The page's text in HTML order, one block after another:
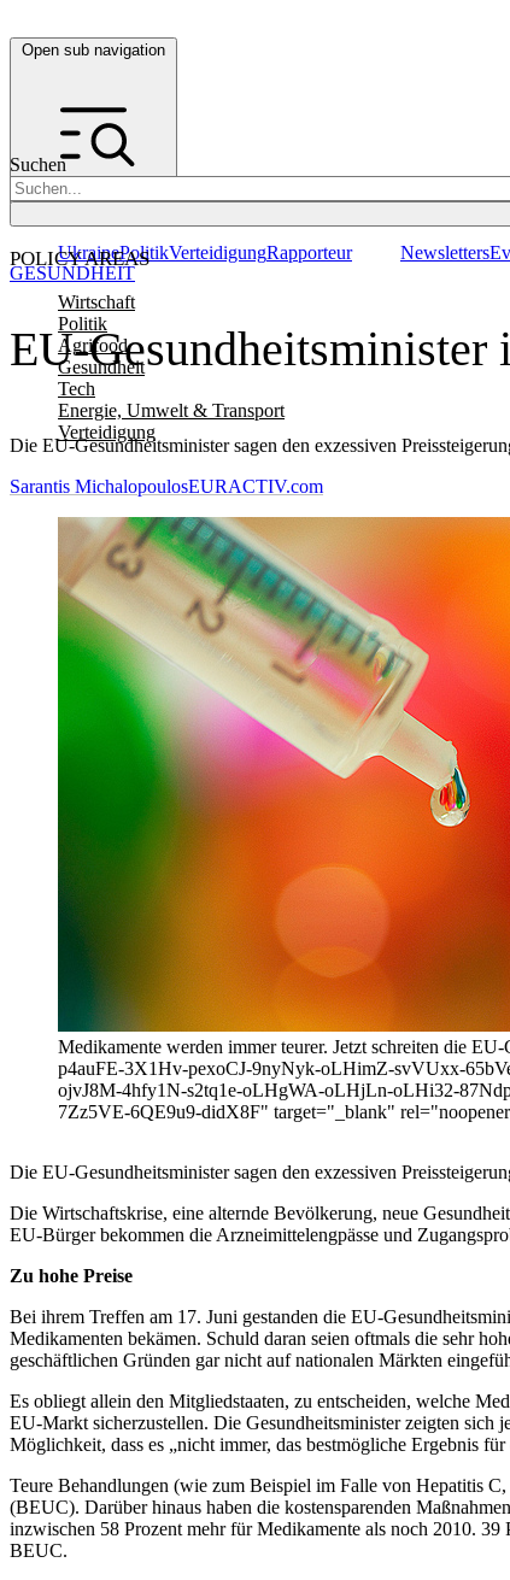
Open sub navigation
Suchen
POLICY AREAS
Wirtschaft
Politik
Agrifood
Gesundheit
Tech
Energie, Umwelt & Transport
Verteidigung
UkrainePolitikVerteidigungRapporteur Newsletters
EU-
Die EU-Gesundheitsminister sagen den exzessiven
GESUNDHEIT
Sarantis MichalopoulosEURACTIV.com
Medikamente werden immer teurer. Jetzt schreiten die
p4auFE-3X1Hv-pexoCJ-9nyNyk-oLHimZ-svVUxx-
ojvJ8M-4hfy1N-s2tq1e-oLHgWA-oLHjLn-oLHi32-
7Zz5VE-6QE9u9-didX8F" target="_blank"
Die EU-Gesundheitsminister sagen den exzessiven
Die Wirtschaftskrise, eine alternde Bevölkerung, neue
EU-Bürger bekommen die Arzneimittelengpässe und
Zu hohe Preise
Bei ihrem Treffen am 17. Juni gestanden die EU-
Medikamenten bekämen. Schuld daran seien oftmals die sehr
geschäftlichen Gründen gar nicht auf nationalen Märkten
Es obliegt allein den Mitgliedstaaten, zu entscheiden, welche
EU-Markt sicherzustellen. Die Gesundheitsminister zeigten sich
Möglichkeit, dass es „nicht immer, das bestmögliche Ergebnis
Teure Behandlungen (wie zum Beispiel im Falle von Hepatitis
(BEUC). Darüber hinaus haben die kostensparenden
inzwischen 58 Prozent mehr für Medikamente als noch 2010.
BEUC.